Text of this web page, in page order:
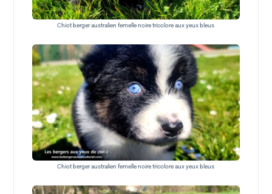
Chiot berger australien femelle noire tricolore aux yeux bleus
Chiot berger australien femelle noire tricolore aux yeux bleus